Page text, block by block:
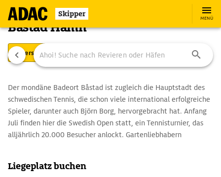
Skipper MENÜ
Båstad Hamn
Übersicht Ausstattung Ansteuerung
Der mondäne Badeort Båstad ist zugleich die Hauptstadt des
schwedischen Tennis, die schon viele international erfolgreiche
Spieler, darunter auch Björn Borg, hervorgebracht hat. Anfang
Juli finden hier die Swedish Open statt, ein Tennisturnier, das
alljährlich 20.000 Besucher anlockt. Gartenliebhabern
mittelalterlichen Klostergarten, Gärten aus der Zeit des Barock
Liegeplatz buchen